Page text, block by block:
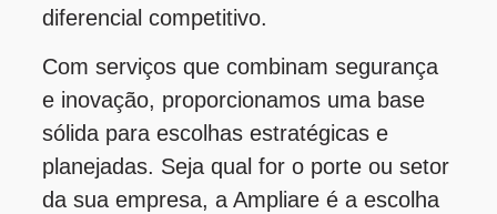
diferencial competitivo.
Com serviços que combinam segurança
e inovação, proporcionamos uma base
sólida para escolhas estratégicas e
planejadas. Seja qual for o porte ou setor
da sua empresa, a Ampliare é a escolha